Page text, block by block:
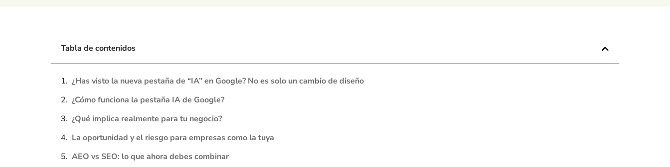
Tabla de contenidos
¿Has visto la nueva pestaña de “IA” en Google? No es solo un cambio de diseño
¿Cómo funciona la pestaña IA de Google?
¿Qué implica realmente para tu negocio?
La oportunidad y el riesgo para empresas como la tuya
AEO vs SEO: lo que ahora debes combinar